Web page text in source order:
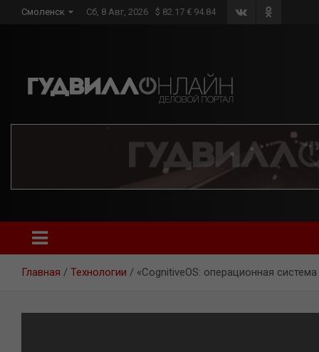
Смоленск Сб, 8 Авг, 2026 $ 82.17 € 94.84
Главная Технологии «CognitiveOS: операционная